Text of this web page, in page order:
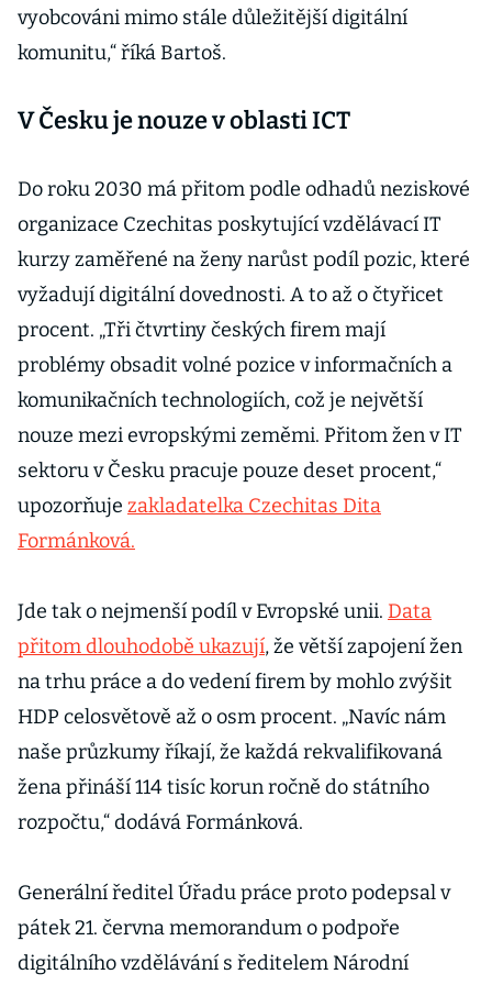
vyobcováni mimo stále důležitější digitální
komunitu,“ říká Bartoš.
V Česku je nouze v oblasti ICT
Do roku 2030 má přitom podle odhadů neziskové
organizace Czechitas poskytující vzdělávací IT
kurzy zaměřené na ženy narůst podíl pozic, které
vyžadují digitální dovednosti. A to až o čtyřicet
procent. „Tři čtvrtiny českých firem mají
problémy obsadit volné pozice v informačních a
komunikačních technologiích, což je největší
nouze mezi evropskými zeměmi. Přitom žen v IT
sektoru v Česku pracuje pouze deset procent,“
upozorňuje zakladatelka Czechitas Dita
Formánková.
Jde tak o nejmenší podíl v Evropské unii. Data
přitom dlouhodobě ukazují, že větší zapojení žen
na trhu práce a do vedení firem by mohlo zvýšit
HDP celosvětově až o osm procent. „Navíc nám
naše průzkumy říkají, že každá rekvalifikovaná
žena přináší 114 tisíc korun ročně do státního
rozpočtu,“ dodává Formánková.
Generální ředitel Úřadu práce proto podepsal v
pátek 21. června memorandum o podpoře
digitálního vzdělávání s ředitelem Národní